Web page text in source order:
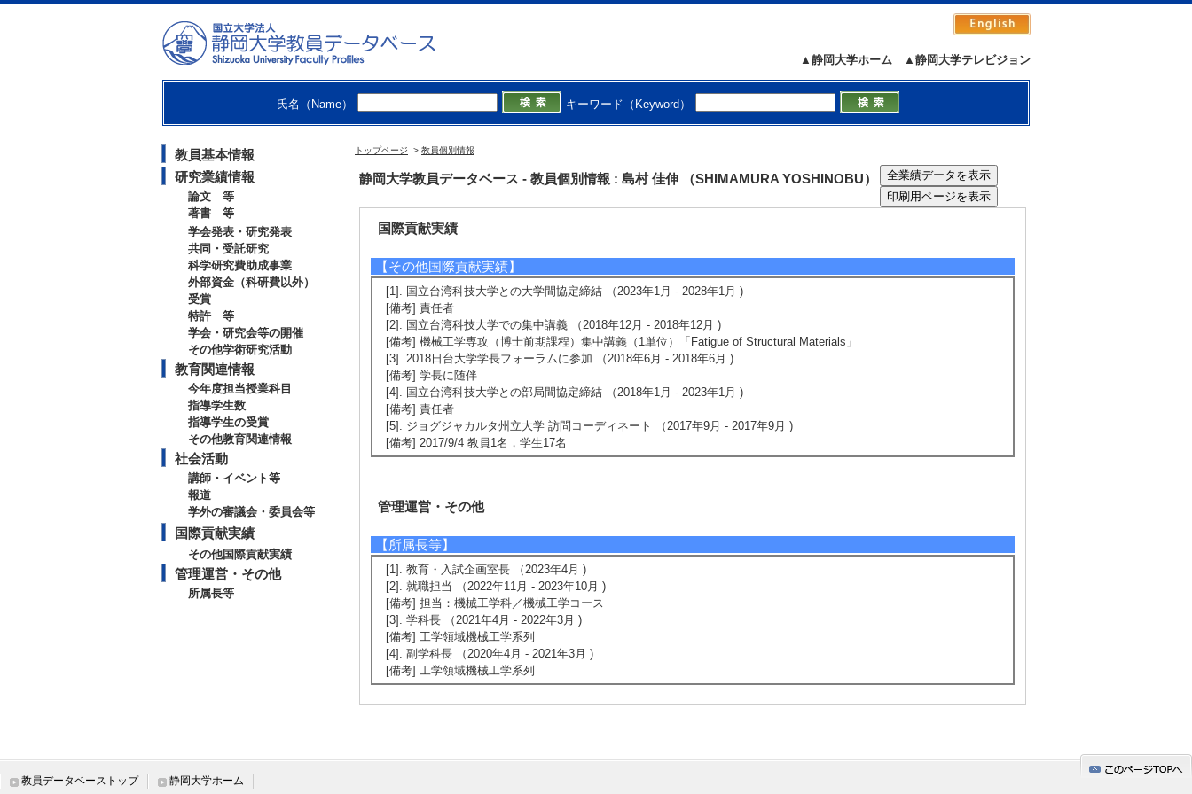
▲静岡大学テレビジョン
▲静岡大学ホーム
氏名（Name） キーワード（Keyword）
教員基本情報
研究業績情報
論文 等
著書 等
学会発表・研究発表
共同・受託研究
科学研究費助成事業
外部資金（科研費以外）
受賞
特許 等
学会・研究会等の開催
その他学術研究活動
教育関連情報
今年度担当授業科目
指導学生数
指導学生の受賞
その他教育関連情報
社会活動
講師・イベント等
報道
学外の審議会・委員会等
国際貢献実績
その他国際貢献実績
管理運営・その他
所属長等
トップページ > 教員個別情報
静岡大学教員データベース - 教員個別情報 : 島村 佳伸 （SHIMAMURA YOSHINOBU）
[4]. 新聞 当研究室で技術支援した超音波ねじり疲労試験機の企業による製品化 (2010年9月16日)
[5]. 新聞 当研究室で技術支援した超音波ねじり疲労試験機の企業による製品化 (2010年9月14日)
[備考] 日刊工業新聞
【学外の審議会・委員会等】
[1]. Director （2017年1月 ) [団体名] Far East and Oceanic Fracture Society
国際貢献実績
【その他国際貢献実績】
[1]. 国立台湾科技大学との大学間協定締結 （2023年1月 - 2028年1月 )
[備考] 責任者
[2]. 国立台湾科技大学での集中講義 （2018年12月 - 2018年12月 )
[備考] 機械工学専攻（博士前期課程）集中講義（1単位）「Fatigue of Structural Materials」
[3]. 2018日台大学学長フォーラムに参加 （2018年6月 - 2018年6月 )
[備考] 学長に随伴
[4]. 国立台湾科技大学との部局間協定締結 （2018年1月 - 2023年1月 )
[備考] 責任者
[5]. ジョグジャカルタ州立大学 訪問コーディネート （2017年9月 - 2017年9月 )
[備考] 2017/9/4 教員1名，学生17名
管理運営・その他
【所属長等】
[1]. 教育・入試企画室長 （2023年4月 )
[2]. 就職担当 （2022年11月 - 2023年10月 )
[備考] 担当：機械工学科／機械工学コース
[3]. 学科長 （2021年4月 - 2022年3月 )
[備考] 工学領域機械工学系列
[4]. 副学科長 （2020年4月 - 2021年3月 )
[備考] 工学領域機械工学系列
教員データベーストップ 静岡大学ホーム